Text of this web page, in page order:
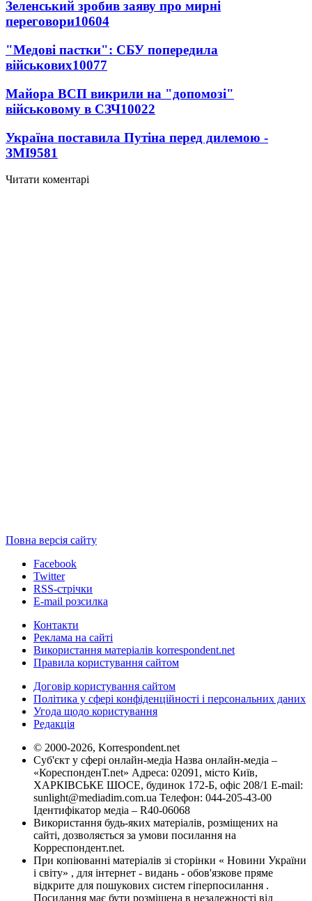
Зеленський зробив заяву про мирні
переговори10604
"Медові пастки": СБУ попередила
військових10077
Майора ВСП викрили на "допомозі"
військовому в СЗЧ10022
Україна поставила Путіна перед дилемою -
ЗМІ9581
Читати коментарі
Повна версія сайту
Facebook
Twitter
RSS-стрічки
E-mail розсилка
Контакти
Реклама на сайті
Використання матеріалів korrespondent.net
Правила користування сайтом
Договір користування сайтом
Політика у сфері конфіденційності і персональних даних
Угода щодо користування
Редакція
© 2000-2026, Korrespondent.net
Суб'єкт у сфері онлайн-медіа Назва онлайн-медіа –
«КореспонденТ.net» Адреса: 02091, місто Київ,
ХАРКІВСЬКЕ ШОСЕ, будинок 172-Б, офіс 208/1 E-mail:
sunlight@mediadim.com.ua Телефон: 044-205-43-00
Ідентифікатор медіа – R40-06068
Використання будь-яких матеріалів, розміщених на
сайті, дозволяється за умови посилання на
Корреспондент.net.
При копіюванні матеріалів зі сторінки « Новини України
і світу» , для інтернет - видань - обов'язкове пряме
відкрите для пошукових систем гіперпосилання .
Посилання має бути розміщена в незалежності від